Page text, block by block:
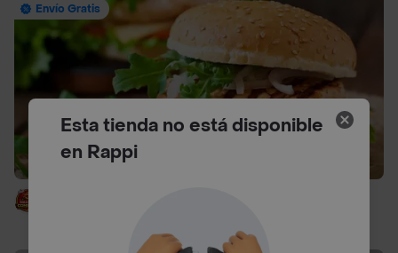
Envío Gratis
Esta tienda no está disponible
en Rappi